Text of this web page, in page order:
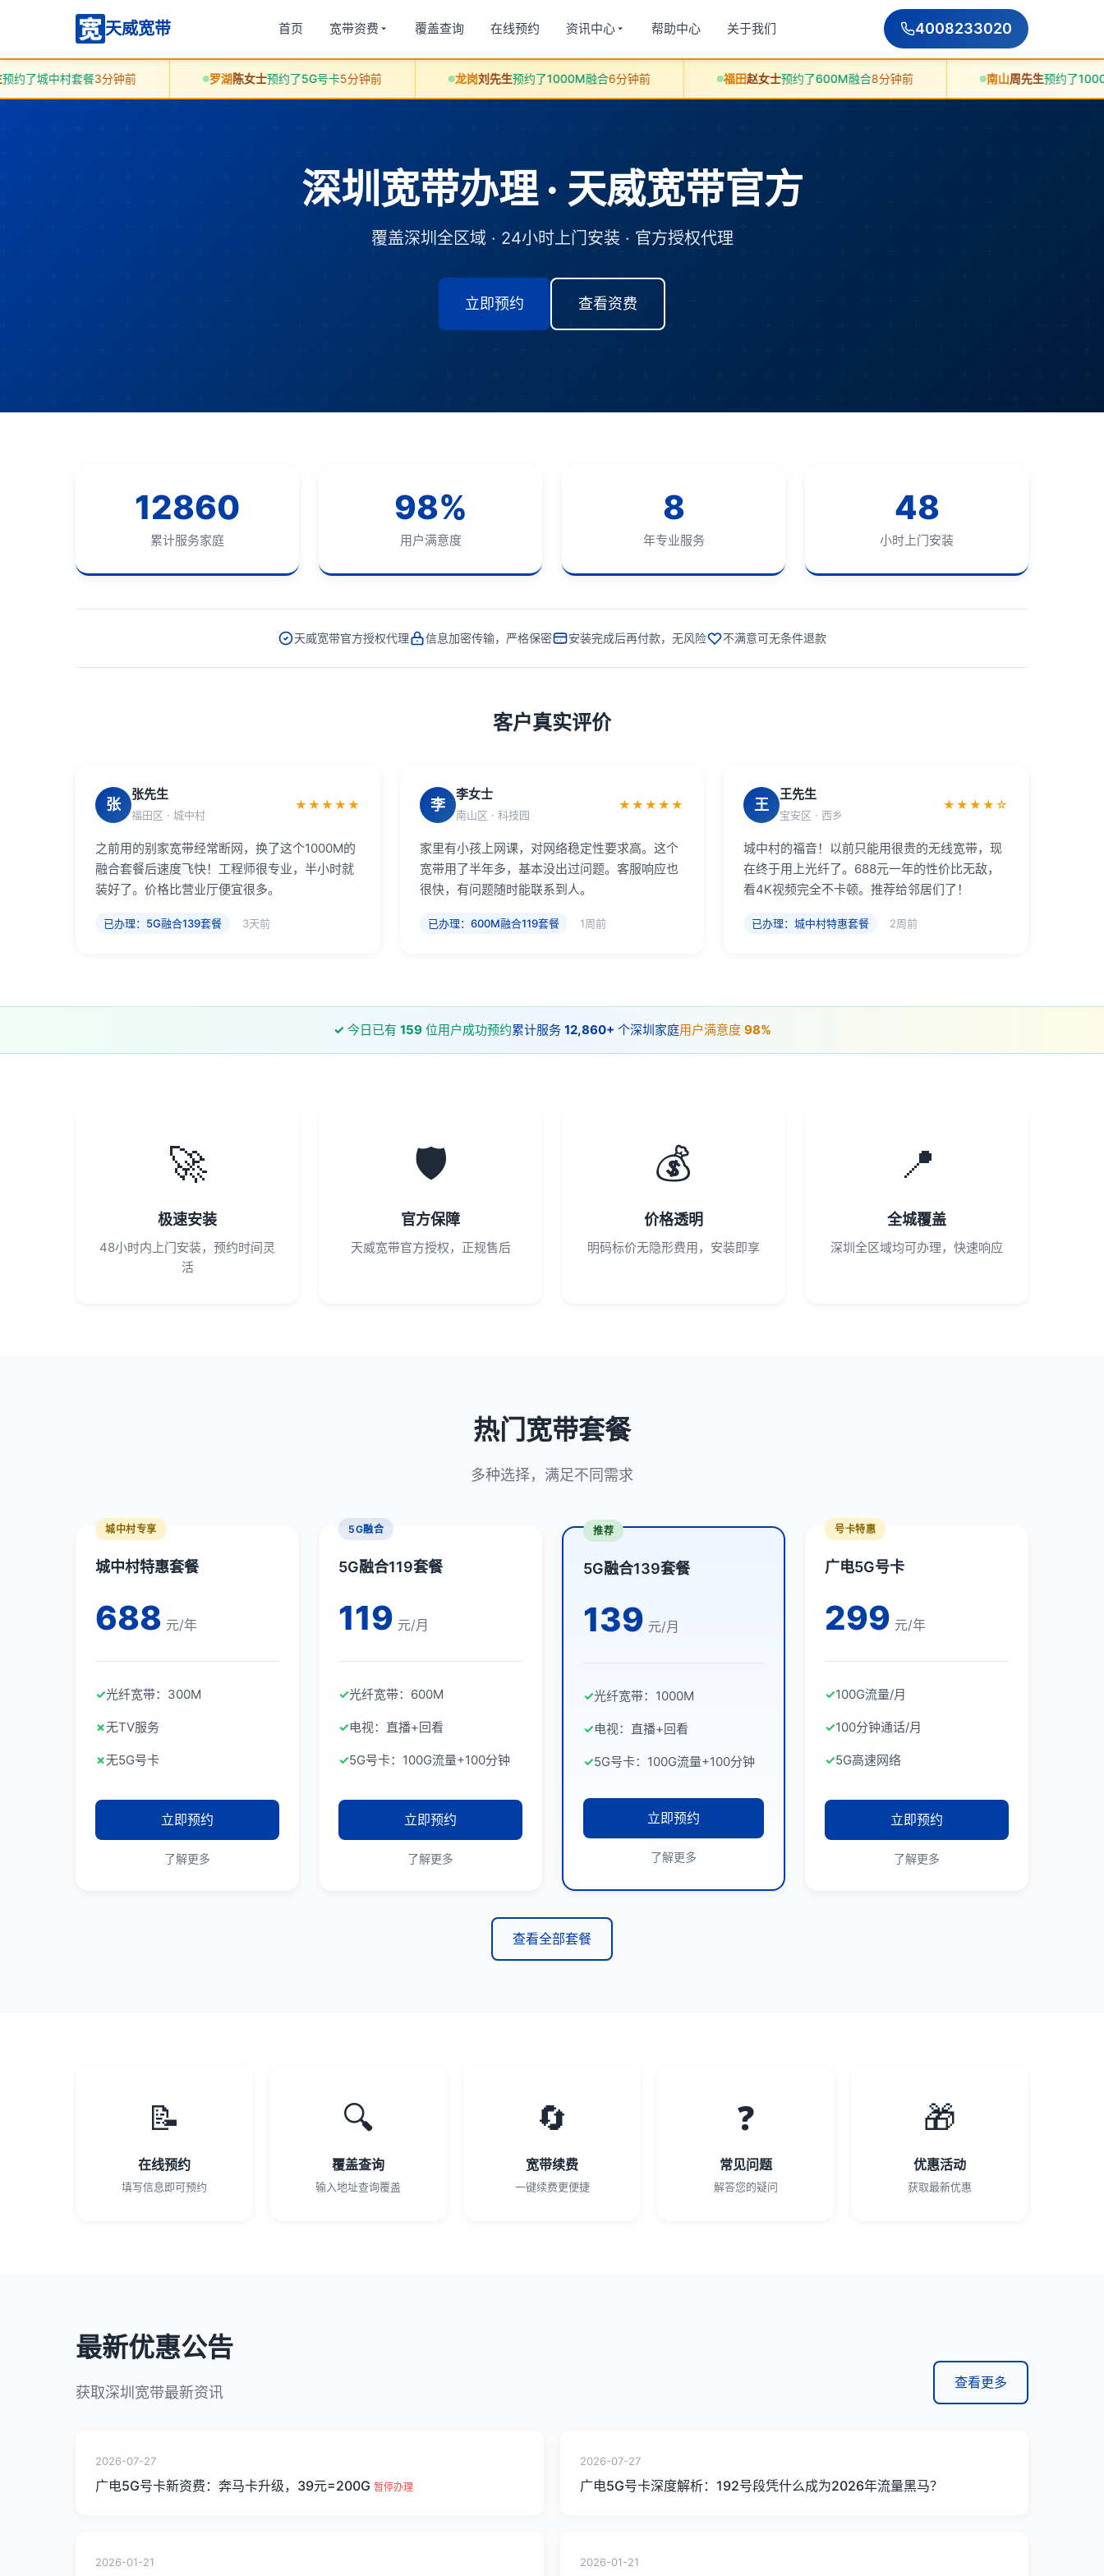
天威宽带 首页 宽带资费 覆盖查询 在线预约 资讯中心 帮助中心 关于我们 4008233020
套餐3分钟前 预约了5G号卡5分钟前 预约了1000M融合6分钟前 预约了600M融合8分钟前 预约了1000M融合10分
深圳宽带办理 · 天威宽带官方
覆盖深圳全区域 · 24小时上门安装 · 官方授权代理
立即预约 查看资费
12860
累计服务家庭
98%
用户满意度
8
年专业服务
48
小时上门安装
天威宽带官方授权代理 信息加密传输，严格保密 安装完成后再付款，无风险 不满意可无条件退款
客户真实评价
张
张先生
福田区 · 城中村
★★★★★
之前用的别家宽带经常断网，换了这个1000M的
融合套餐后速度飞快！工程师很专业，半小时就
装好了。价格比营业厅便宜很多。
已办理：5G融合139套餐 3天前
李
李女士
南山区 · 科技园
★★★★★
家里有小孩上网课，对网络稳定性要求高。这个
宽带用了半年多，基本没出过问题。客服响应也
很快，有问题随时能联系到人。
已办理：600M融合119套餐 1周前
王
王先生
宝安区 · 西乡
★★★★☆
城中村的福音！以前只能用很贵的无线宽带，现
在终于用上光纤了。688元一年的性价比无敌，
看4K视频完全不卡顿。推荐给邻居们了！
已办理：城中村特惠套餐 2周前
✓今日已有 159位用户成功预约累计服务 12,860+ 个深圳家庭用户满意度 98%
🚀
极速安装
48小时内上门安装，预约时间灵
活
🛡️
官方保障
天威宽带官方授权，正规售后
💰
价格透明
明码标价无隐形费用，安装即享
📍
全城覆盖
深圳全区域均可办理，快速响应
热门宽带套餐
多种选择，满足不同需求
城中村专享
城中村特惠套餐
688 元/年
✓光纤宽带：300M
✗无TV服务
✗无5G号卡
立即预约
了解更多
5G融合
5G融合119套餐
119 元/月
✓光纤宽带：600M
✓电视：直播+回看
✓5G号卡：100G流量+100分钟
立即预约
了解更多
推荐
5G融合139套餐
139 元/月
✓光纤宽带：1000M
✓电视：直播+回看
✓5G号卡：100G流量+100分钟
立即预约
了解更多
号卡特惠
广电5G号卡
299 元/年
✓100G流量/月
✓100分钟通话/月
✓5G高速网络
立即预约
了解更多
查看全部套餐
📝
在线预约
填写信息即可预约
🔍
覆盖查询
输入地址查询覆盖
🔄
宽带续费
一键续费更便捷
❓
常见问题
解答您的疑问
🎁
优惠活动
获取最新优惠
最新优惠公告
获取深圳宽带最新资讯
查看更多
2026-07-27
广电5G号卡新资费：奔马卡升级，39元=200G 暂停办理
2026-07-27
广电5G号卡深度解析：192号段凭什么成为2026年流量黑马？
2026-01-21 2026-01-21